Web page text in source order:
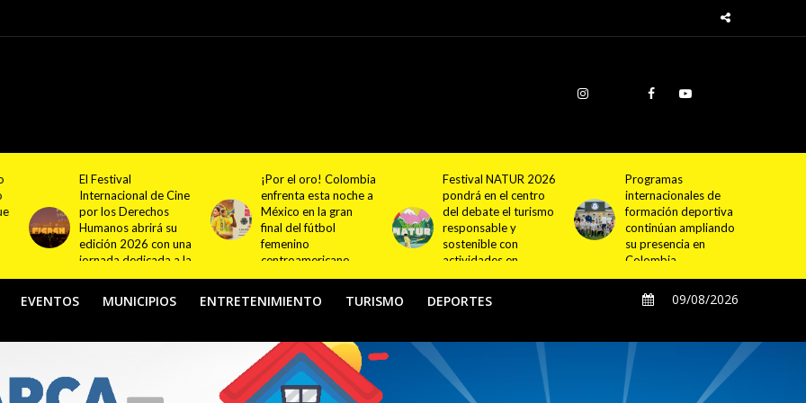
¡Por el oro! Colombia
enfrenta esta noche a
México en la gran
final del fútbol
femenino
centroamericano
Festival NATUR 2026
pondrá en el centro
del debate el turismo
responsable y
sostenible con
actividades en
Bogotá y Guasca
Programas
internacionales de
formación deportiva
continúan ampliando
su presencia en
Colombia
Cundinamarca
proyecta la
construcción de
4.000 nuevas
viviendas en 12
municipios
EVENTOS MUNICIPIOS ENTRETENIMIENTO TURISMO DEPORTES 09/08/2026